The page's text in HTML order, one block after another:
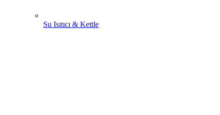
Su Isıtıcı & Kettle